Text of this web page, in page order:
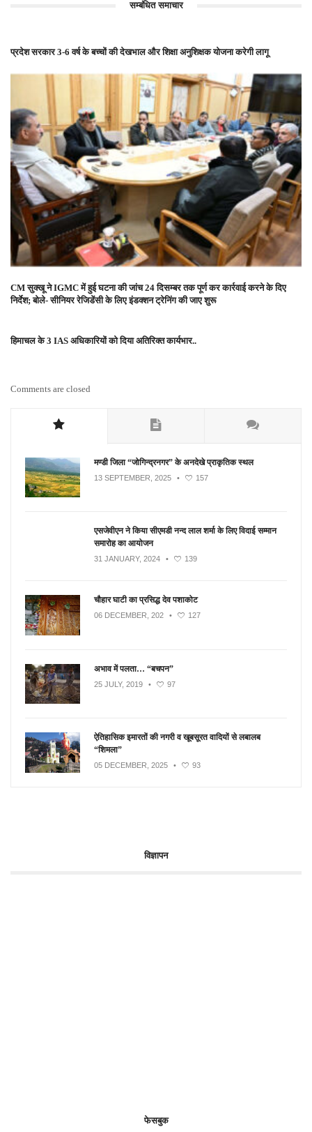
सम्बंधित समाचार
प्रदेश सरकार 3-6 वर्ष के बच्चों की देखभाल और शिक्षा अनुशिक्षक योजना करेगी लागू
CM सुक्खू ने IGMC में हुई घटना की जांच 24 दिसम्बर तक पूर्ण कर कार्रवाई करने के दिए
निर्देश; बोले- सीनियर रेजिडेंसी के लिए इंडक्शन ट्रेनिंग की जाए शुरू
हिमाचल के 3 IAS अधिकारियों को दिया अतिरिक्त कार्यभार..
Comments are closed
मण्डी जिला “जोगिन्द्रनगर” के अनदेखे प्राकृतिक स्थल
13 SEPTEMBER, 2025 • 157
एसजेवीएन ने किया सीएमडी नन्‍द लाल शर्मा के लिए विदाई सम्मान
समारोह का आयोजन
31 JANUARY, 2024 • 139
चौहार घाटी का प्रसिद्ध देव पशाकोट
06 DECEMBER, 202 • 127
अभाव में पलता… “बचपन”
25 JULY, 2019 • 97
ऐतिहासिक इमारतों की नगरी व खूबसूरत वादियों से लबालब
“शिमला”
05 DECEMBER, 2025 • 93
विज्ञापन
फेसबुक